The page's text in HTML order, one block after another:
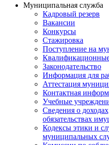
Муниципальная служба
Кадровый резерв
Вакансии
Конкурсы
Стажировка
Поступление на
Законодательство
Информация для
Аттестация
Контактная
Учебные
Сведения о
обязательствах
Кодексы этики и
муниципальных